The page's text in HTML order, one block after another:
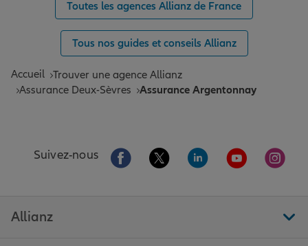
Toutes les agences Allianz de France
Tous nos guides et conseils Allianz
Accueil Trouver une agence Allianz
Assurance Deux-Sèvres
Assurance Argentonnay
Suivez-nous Aller sur la page Facebook de Allianz
Aller sur la page Twitter de
Aller sur la page
Aller sur la
Aller
Allianz